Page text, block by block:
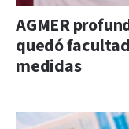
AGMER
quedó
medidas